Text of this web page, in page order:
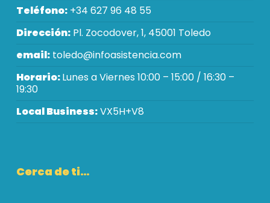
Teléfono:+34 627 96 48 55
Dirección:Pl. Zocodover, 1, 45001 Toledo
email: toledo@infoasistencia.com
Horario:Lunes a Viernes 10:00 – 15:00 / 16:30 –
19:30
Local Business:VX5H+V8
Cerca de ti…